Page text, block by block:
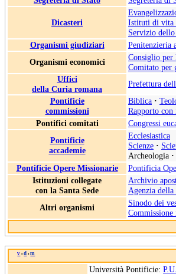
Dicasteri
Istituti di vita
Servizio
Organismi giudiziari
Penitenzieria
Organismi economici
Consiglio per
Comitato per
Uffici
della Curia romana
Prefettura
Pontificie
commissioni
Biblica ·
Rapporto
Pontifici comitati
Congressi
Pontificie
accademie
Ecclesiastica
Scienze ·
Archeologia ·
Pontificie Opere Missionarie
Pontificia
Istituzioni collegate
con la Santa Sede
Archivio
Agenzia della
Altri organismi
Sinodo dei
v • d • m
Università Pontificie: